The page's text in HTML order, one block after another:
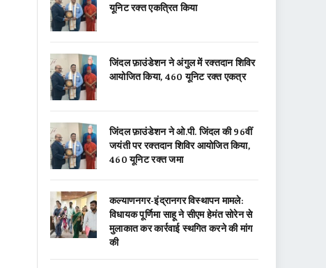
यूनिट रक्त एकत्रित किया
जिंदल फ़ाउंडेशन ने अंगुल में रक्तदान शिविर
आयोजित किया, 460 यूनिट रक्त एकत्र
जिंदल फ़ाउंडेशन ने ओ.पी. जिंदल की 96वीं
जयंती पर रक्तदान शिविर आयोजित किया,
460 यूनिट रक्त जमा
कल्याणनगर-इंद्रानगर विस्थापन मामले:
विधायक पूर्णिमा साहू ने सीएम हेमंत सोरेन से
मुलाकात कर कार्रवाई स्थगित करने की मांग
की